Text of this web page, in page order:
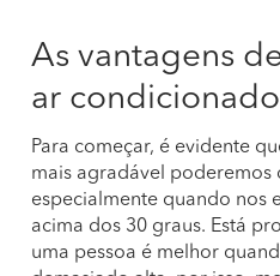
As vantagens
ar
Para começar, é evidente
mais agradável poderemos
especialmente quando nos
acima dos 30 graus. Está
uma pessoa é melhor